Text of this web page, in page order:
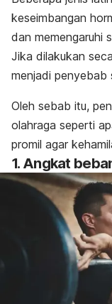
keseimbangan
dan memengaruhi
Jika dilakukan
menjadi penyebab
Oleh sebab itu,
olahraga seperti
promil agar
1. Angkat